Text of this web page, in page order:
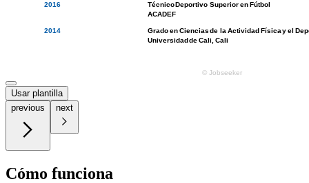
Usar plantilla
previous
next
Cómo funciona